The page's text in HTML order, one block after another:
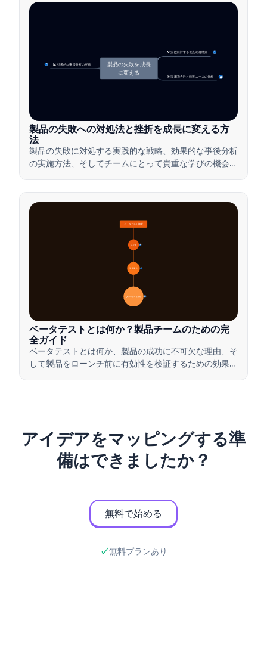
🔄 失敗に対する視点の再構築 4
📊 効果的な事後分析の実施
7
🎯 市場適合性と顧客ニーズの分析 14
製品の失敗を成長
に変える
製品の失敗への対処法と挫折を成長に変える方
法
製品の失敗に対処する実践的な戦略、効果的な事後分析
の実施方法、そしてチームにとって貴重な学びの機会に
🔍 定義
🎯 重要性 7
📋 プロセスと種類 20
ベータテスト概要
ベータテストとは何か？製品チームのための完
全ガイド
ベータテストとは何か、製品の成功に不可欠な理由、そ
して製品をローンチ前に有効性を検証するための効果的
アイデアをマッピングする準
備はできましたか？
無料で始める
無料プランあり